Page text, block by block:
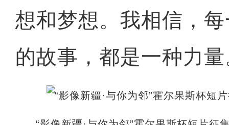
想和梦想。我相信，
的故事，都是一种力量